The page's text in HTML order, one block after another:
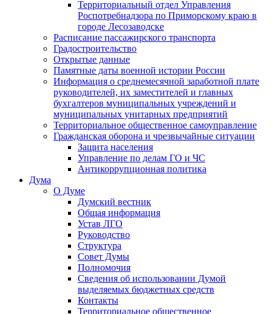
Территориальный отдел Управления
Роспотребнадзора по Приморскому краю в
городе Лесозаводске
Расписание пассажирского транспорта
Градостроительство
Открытые данные
Памятные даты военной истории России
Информация о среднемесячной заработной плате
руководителей, их заместителей и главных
бухгалтеров муниципальных учреждений и
муниципальных унитарных предприятий
Территориальное общественное самоуправление
Гражданская оборона и чрезвычайные ситуации
Защита населения
Управление по делам ГО и ЧС
Антикоррупционная политика
Дума
О Думе
Думский вестник
Общая информация
Устав ЛГО
Руководство
Структура
Совет Думы
Полномочия
Сведения об использовании Думой
выделяемых бюджетных средств
Контакты
Территориальное общественное